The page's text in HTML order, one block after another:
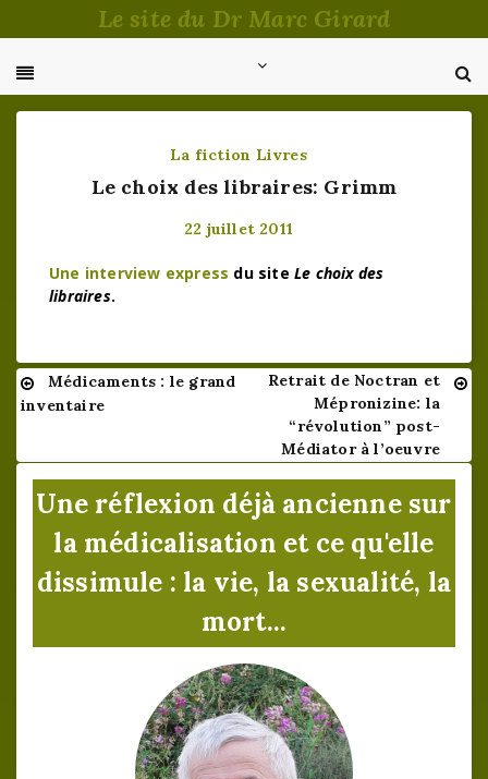
au
Le site du Dr Marc Girard
La fiction Livres
Le choix des libraires: Grimm
22 juillet 2011
Une interview express du siteLe choix des
libraires.
Navigation
l’article
Médicaments : le grand
inventaire
Retrait de Noctran et
Mépronizine: la
“révolution” post-
Médiator à l’oeuvre
Une réflexion déjà ancienne sur
la médicalisation et ce qu'elle
dissimule : la vie, la sexualité, la
mort...